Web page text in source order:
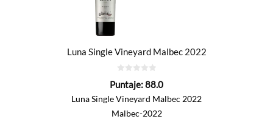
Luna Single Vineyard Malbec 2022
de
Puntaje:88.0
Luna Single Vineyard Malbec 2022
Malbec-2022